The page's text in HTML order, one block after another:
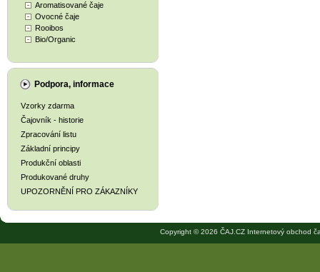
Aromatisované čaje
Ovocné čaje
Rooibos
Bio/Organic
Podpora, informace
Vzorky zdarma
Čajovník - historie
Zpracování listu
Základní principy
Produkční oblasti
Produkované druhy
UPOZORNĚNÍ PRO ZÁKAZNÍKY
Copyright © 2026 ČAJ.CZ Internetový obchod